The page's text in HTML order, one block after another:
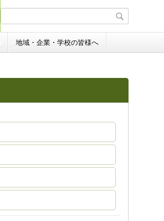
地域・企業・学校の皆様へ